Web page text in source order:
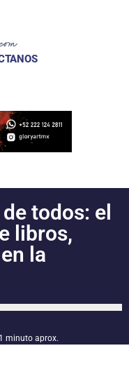
todos: el
libros,
la
minuto aprox.